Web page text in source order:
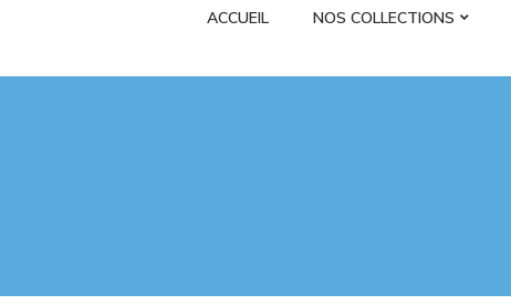
ACCUEIL NOS COLLECTIONS